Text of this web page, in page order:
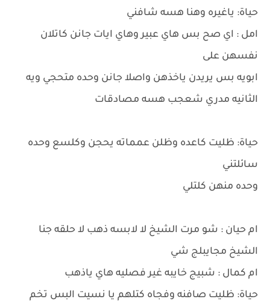
حياة: ياغيره وهنا هسه شافني
امل : اي صح بس هاي عبير وهاي ايات جانن كاتلان
نفسهن على
ابويه بس يريدن ياخذهن واصلا جانن وحده متحجي ويه
الثانيه مدري شعجب هسه مصادقات
حياة: ظليت كاعده وظلن عمماته يحجن وكلسع وحده
سائلتني
وحده منهن كلتلي
ام حيان : شو مرت الشيخ لا لابسه ذهب لا حلقه جنا
الشيخ مجايبلج شي
ام كمال : شبيج خايبه غير فصليه هاي ياذهب
حياة: ظليت صافنه وفجاه كتلهم يا نسيت البس تخم